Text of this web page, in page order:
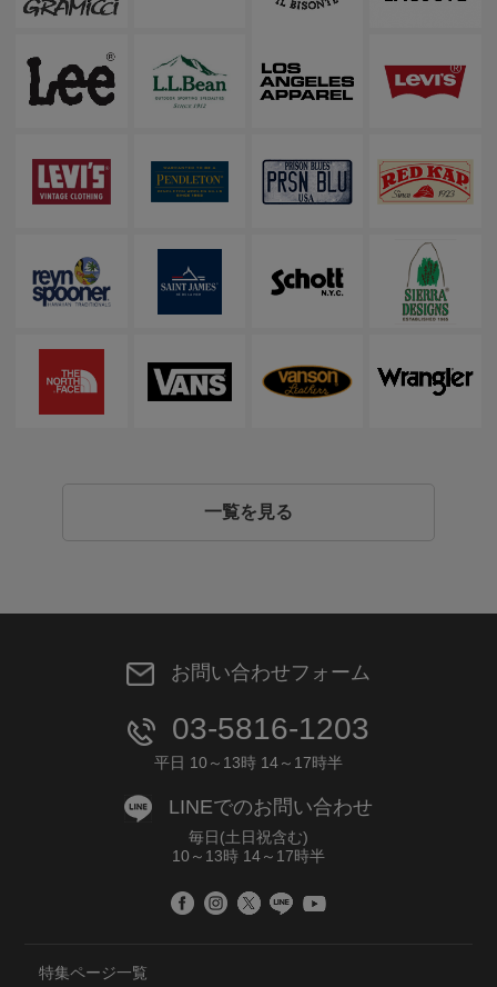
一覧を見る
お問い合わせフォーム
03-5816-1203
平日 10～13時 14～17時半
LINEでのお問い合わせ
毎日(土日祝含む)
10～13時 14～17時半
特集ページ一覧